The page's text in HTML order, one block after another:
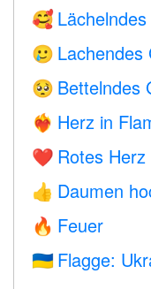
🥰
🥲 Lachendes
🥺 Bettelndes
❤️‍🔥 Herz in
❤️ Rotes Herz
👍 Daumen
🔥 Feuer
🇺🇦 Flagge: